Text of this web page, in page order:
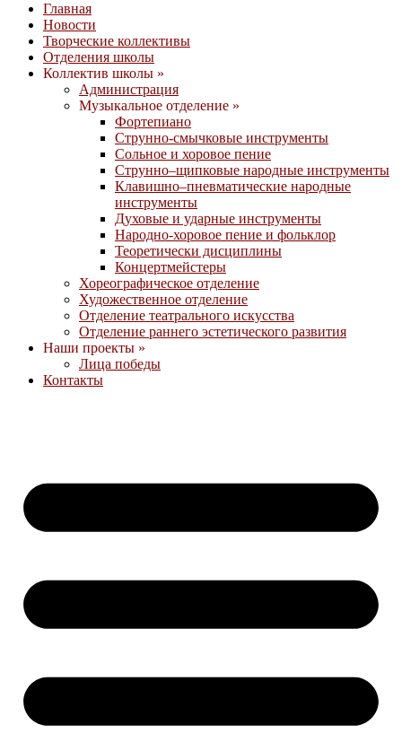
Главная
Новости
Творческие коллективы
Отделения школы
Коллектив школы »
Администрация
Музыкальное отделение »
Фортепиано
Струнно-смычковые инструменты
Сольное и хоровое пение
Струнно–щипковые народные инструменты
Клавишно–пневматические народные
инструменты
Духовые и ударные инструменты
Народно-хоровое пение и фольклор
Теоретически дисциплины
Концертмейстеры
Хореографическое отделение
Художественное отделение
Отделение театрального искусства
Отделение раннего эстетического развития
Наши проекты »
Лица победы
Контакты